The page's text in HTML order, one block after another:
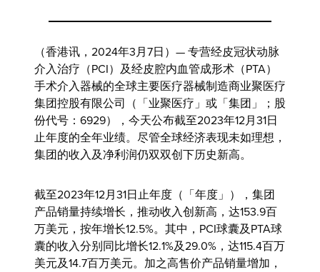
（香港讯，2024年3月7日）— 专营经皮冠状动脉
介入治疗（PCI）及经皮腔内血管成形术（PTA）
手术介入器械的全球主要医疗器械制造商业聚医疗
集团控股有限公司
（「业聚医疗」或「集团」；股
份代号：6929），今天公布截至2023年12月31日
止年度的全年业绩。尽管全球经济表现未如理想，
集团的收入及净利润仍双双创下历史新高。
截至2023年12月31日止年度（「年度」），集团
产品销量持续增长，推动收入创新高，达153.9百
万美元，按年增长12.5%。其中，PCI球囊及PTA球
囊的收入分别同比增长12.1%及29.0%，达115.4百万
美元及14.7百万美元。加之高售价产品销量增加，